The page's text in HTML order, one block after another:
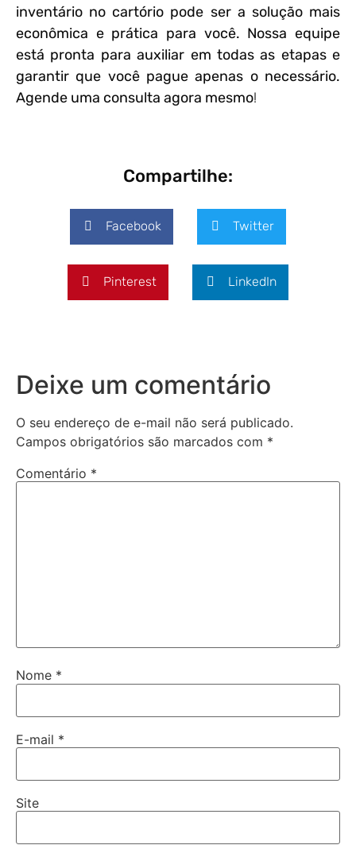
inventário no cartório pode ser a solução mais
econômica e prática para você. Nossa equipe
está pronta para auxiliar em todas as etapas e
garantir que você pague apenas o necessário.
Agende uma consulta agora mesmo!
Compartilhe:
Facebook Twitter
Pinterest LinkedIn
Deixe um comentário
O seu endereço de e-mail não será publicado.
Campos obrigatórios são marcados com *
Comentário *
Nome *
E-mail *
Site